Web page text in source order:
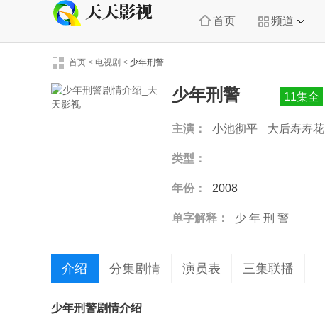
首页 频道
首页 < 电视剧 < 少年刑警
少年刑警 11集全
主演： 小池彻平 大后寿寿花
类型：
年份： 2008
单字解释： 少 年 刑 警
介绍 分集剧情 演员表 三集联播
少年刑警剧情介绍